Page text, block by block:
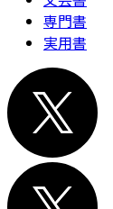
専門書
実用書